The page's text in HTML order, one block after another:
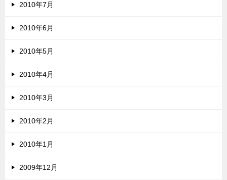
2010年7月
2010年6月
2010年5月
2010年4月
2010年3月
2010年2月
2010年1月
2009年12月